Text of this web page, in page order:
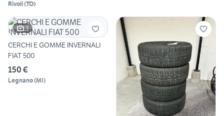
Rivoli(TO)
3
CERCHI E GOMME INVERNALI
FIAT 500
150 €
Legnano(MI)